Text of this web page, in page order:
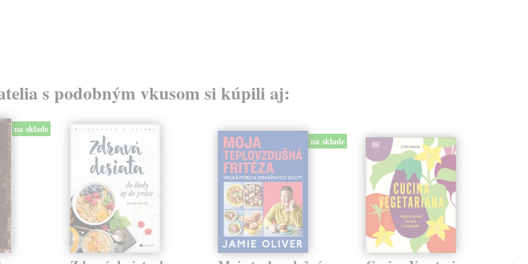
s podobným vkusom si kúpili aj:
na sklade
na sklade